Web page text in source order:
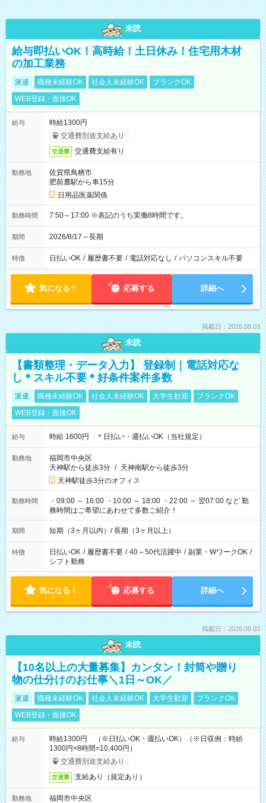
未読
給与即払いOK！高時給！土日休み！住宅用木材
の加工業務
派遣 職種未経験OK 社会人未経験OK
ブランクOK
WEB登録・面接OK
給与
時給1300円
交通費別途支給あり
交通費 交通費支給有り
勤務地
佐賀県鳥栖市
肥前麓駅から車15分
日用品医薬関係
勤務時間 7:50～17:00 ※表記のうち実働8時間です。
期間 2026/8/17～長期
特徴 日払いOK / 履歴書不要 / 電話対応なし / パソコンスキル不要
気になる！ 応募する 詳細へ
掲載日：2026.08.03
未読
【書類整理・データ入力】 登録制｜電話対応な
し＊スキル不要＊好条件案件多数
派遣 職種未経験OK 社会人未経験OK 大学生歓迎
ブランクOK
WEB登録・面接OK
給与 時給 1600円 ＊日払い・週払いOK（当社規定）
勤務地
福岡市中央区
天神駅から徒歩3分 / 天神南駅から徒歩3分
天神駅徒歩3分のオフィス
勤務時間
・09:00 ～ 16:00 ・10:00 ～ 18:00 ・22:00 ～ 翌07:00 など 勤
務時間はご希望にあわせて多数ご紹介！
期間 短期（3ヶ月以内）/ 長期（3ヶ月以上）
特徴 日払いOK / 履歴書不要 / 40～50代活躍中 / 副業・WワークOK /
シフト勤務
気になる！ 応募する 詳細へ
掲載日：2026.08.03
未読
【10名以上の大量募集】カンタン！封筒や贈り
物の仕分けのお仕事＼1日～OK／
派遣 職種未経験OK 社会人未経験OK 大学生歓迎
ブランクOK
WEB登録・面接OK
給与
時給1300円 （※日払いOK・週払いOK）（※日収例：時給
1300円×8時間=10,400円）
交通費別途支給あり
交通費 支給あり（規定あり）
勤務地
福岡市中央区